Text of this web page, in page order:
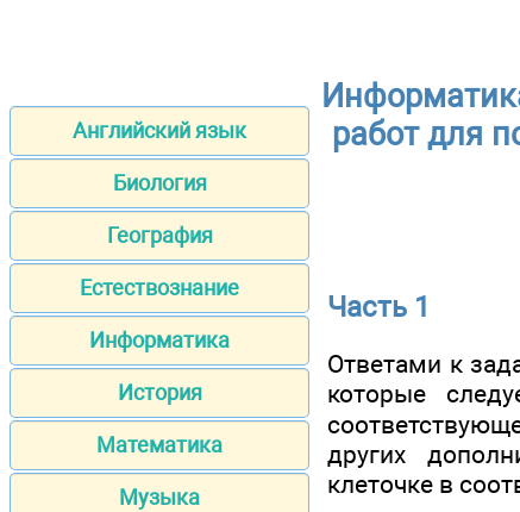
Английский язык
Биология
География
Естествознание
Информатика
История
Математика
Музыка
работ для
Часть 1
Ответами к
которые
других
клеточке в